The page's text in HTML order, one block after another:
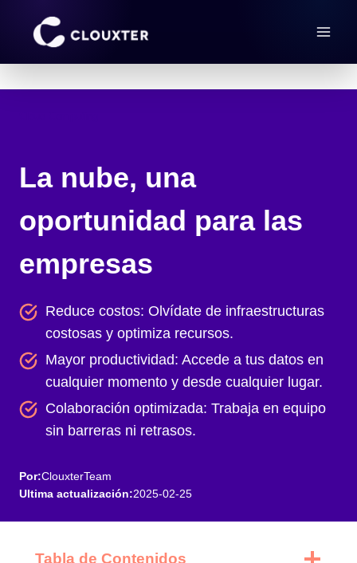
contenido
La nube, una
oportunidad para las
empresas
Reduce costos: Olvídate de infraestructuras
costosas y optimiza recursos.
Mayor productividad: Accede a tus datos en
cualquier momento y desde cualquier lugar.
Colaboración optimizada: Trabaja en equipo
sin barreras ni retrasos.
Por:ClouxterTeam
Ultima actualización:2025-02-25
Tabla de Contenidos